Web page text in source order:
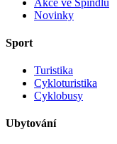
Novinky
Sport
Turistika
Cykloturistika
Cyklobusy
Ubytování